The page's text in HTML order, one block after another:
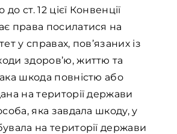
до ст. 12 цієї Конвенції
права посилатися на
у справах, пов’язаних із
здоров’ю, життю та
шкода повністю або
на території держави
яка завдала шкоду, у
на території держави